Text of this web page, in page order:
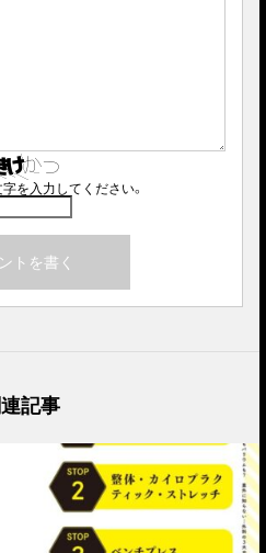
を入力してください。
記事